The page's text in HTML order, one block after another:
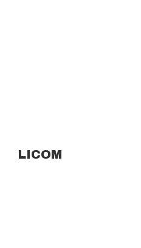
LICOM